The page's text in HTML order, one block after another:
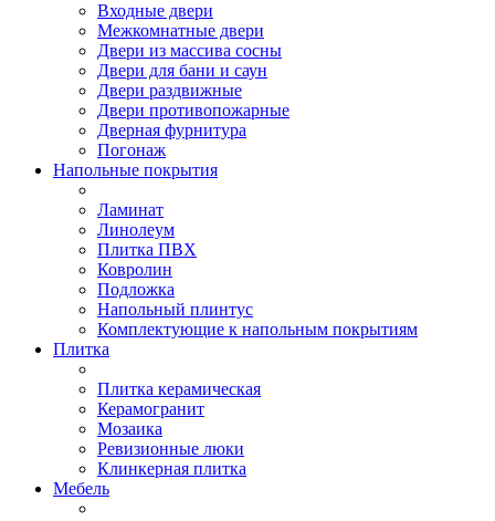
Входные двери
Межкомнатные двери
Двери из массива сосны
Двери для бани и саун
Двери раздвижные
Двери противопожарные
Дверная фурнитура
Погонаж
Напольные покрытия
Ламинат
Линолеум
Плитка ПВХ
Ковролин
Подложка
Напольный плинтус
Комплектующие к напольным покрытиям
Плитка
Плитка керамическая
Керамогранит
Мозаика
Ревизионные люки
Клинкерная плитка
Мебель